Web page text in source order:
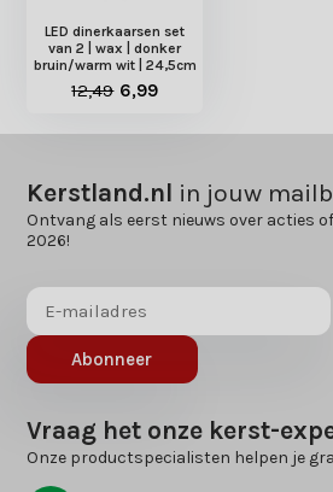
LED dinerkaarsen set
van 2 | wax | donker
bruin/warm wit | 24,5cm
12,49 6,99
Kerstland.nl in jouw
Ontvang als eerst nieuws over acties
2026!
Abonneer
Vraag het onze kerst-
Onze productspecialisten helpen je